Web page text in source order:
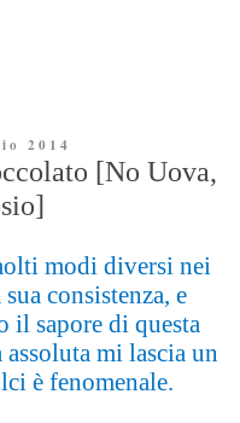
2014
[No Uova,
modi diversi nei
consistenza, e
il sapore di questa
mi lascia un
è fenomenale.